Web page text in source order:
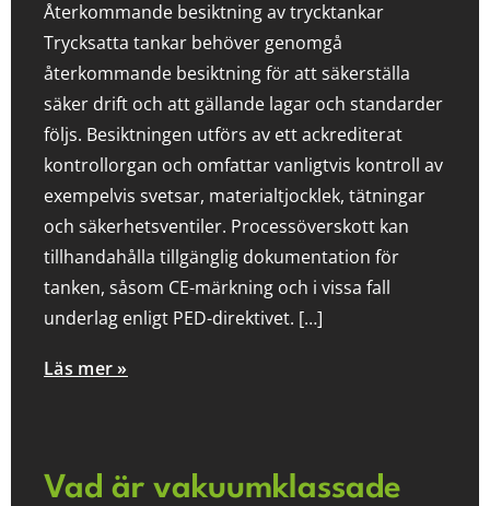
Återkommande besiktning av trycktankar
Trycksatta tankar behöver genomgå
återkommande besiktning för att säkerställa
säker drift och att gällande lagar och standarder
följs. Besiktningen utförs av ett ackrediterat
kontrollorgan och omfattar vanligtvis kontroll av
exempelvis svetsar, materialtjocklek, tätningar
och säkerhetsventiler. Processöverskott kan
tillhandahålla tillgänglig dokumentation för
tanken, såsom CE-märkning och i vissa fall
underlag enligt PED-direktivet. […]
Läs mer »
Vad är vakuumklassade